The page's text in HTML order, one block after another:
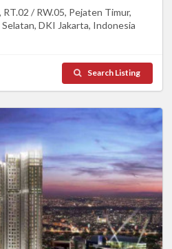
RT.02 / RW.05, Pejaten Timur,
DKI Jakarta, Indonesia
Search Listing